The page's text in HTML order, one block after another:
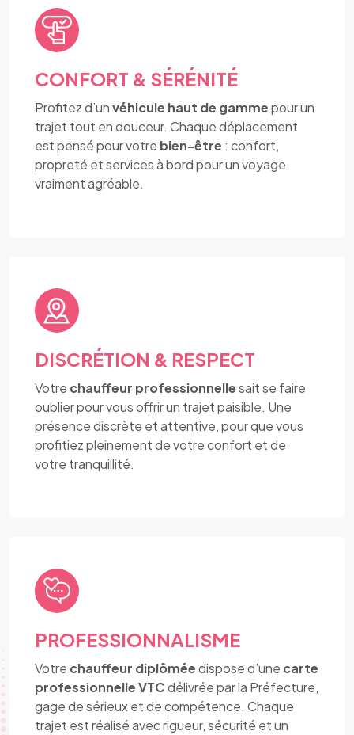
CONFORT & SÉRÉNITÉ
Profitez d’unvéhicule haut de gammepour un
trajet tout en douceur. Chaque déplacement
est pensé pour votre bien-être : confort,
propreté et services à bord pour un voyage
vraiment agréable.
DISCRÉTION & RESPECT
Votre chauffeur professionnellesait se faire
oublier pour vous offrir un trajet paisible. Une
présence discrète et attentive, pour que vous
profitiez pleinement de votre confort et de
votre tranquillité.
PROFESSIONNALISME
Votre chauffeur diplôméedispose d’une carte
professionnelle VTCdélivrée par la Préfecture,
gage de sérieux et de compétence. Chaque
trajet est réalisé avec rigueur, sécurité et un